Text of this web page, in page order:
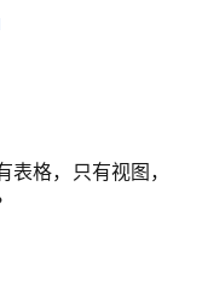
格，只有视图，